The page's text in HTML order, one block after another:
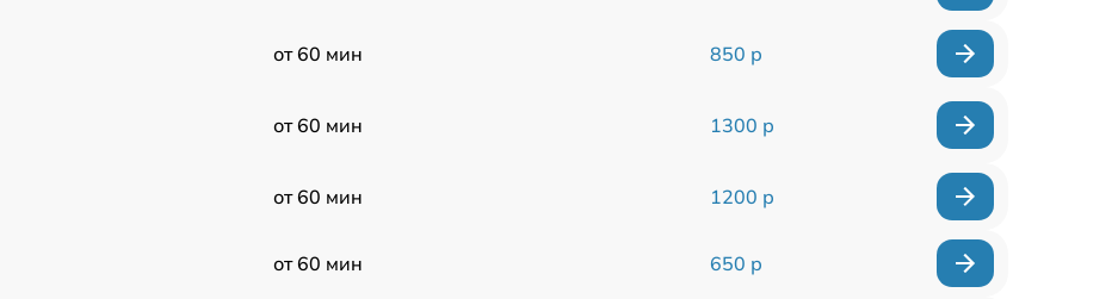
от 60 мин 850 р
от 60 мин 1300 р
от 60 мин 1200 р
от 60 мин 650 р